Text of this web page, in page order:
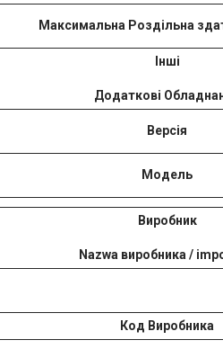
Максимальна Роздільна
Інші
Додаткові
Версія
Модель
Виробник
Nazwa виробника /
Код Виробника